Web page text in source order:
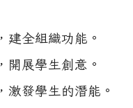
建全組織功能。
開展學生創意。
激發學生的潛能。